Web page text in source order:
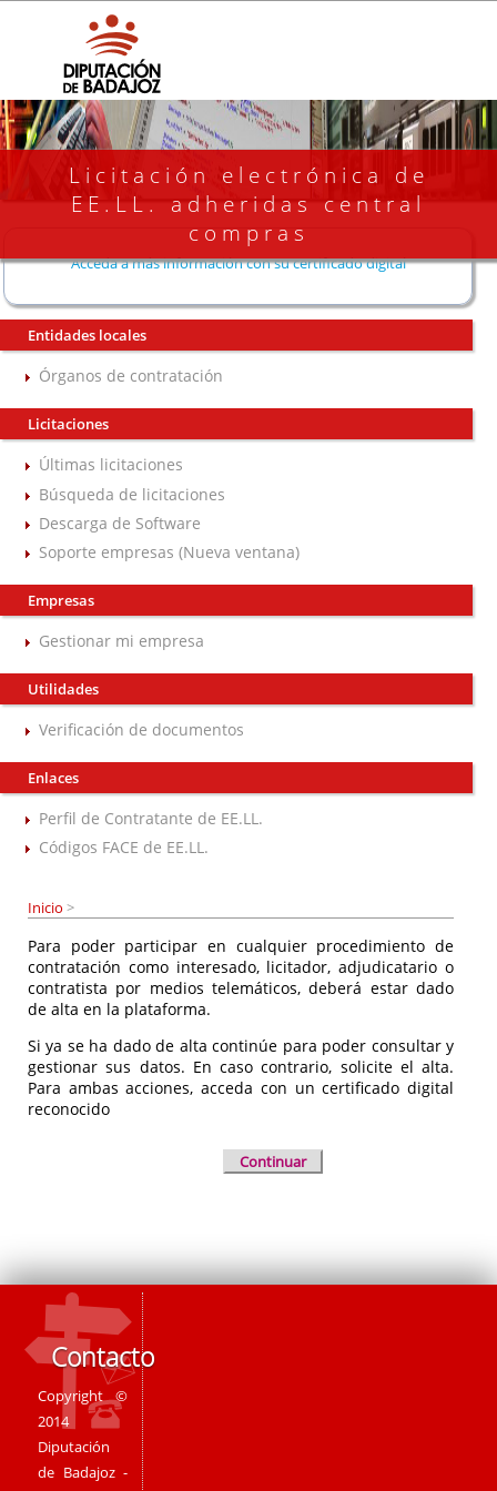
Licitación electrónica de
EE.LL. adheridas central
compras
Acceda a más información con su certificado digital
Entidades locales
Órganos de contratación
Licitaciones
Últimas licitaciones
Búsqueda de licitaciones
Descarga de Software
Soporte empresas (Nueva ventana)
Empresas
Gestionar mi empresa
Utilidades
Verificación de documentos
Enlaces
Perfil de Contratante de EE.LL.
Códigos FACE de EE.LL.
Inicio >
Para poder participar en cualquier procedimiento de
contratación como interesado, licitador, adjudicatario o
contratista por medios telemáticos, deberá estar dado
de alta en la plataforma.
Si ya se ha dado de alta continúe para poder consultar y
gestionar sus datos. En caso contrario, solicite el alta.
Para ambas acciones, acceda con un certificado digital
reconocido
Continuar
Contacto
Copyright ©
2014
Diputación
de Badajoz -